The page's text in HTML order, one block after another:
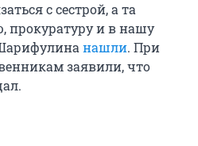
с сестрой, а та
прокуратуру и в нашу
нашли. При
заявили, что